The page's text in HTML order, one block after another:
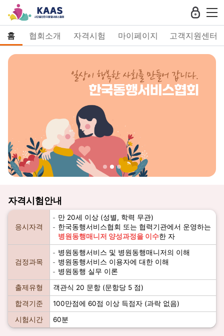
홈 협회소개 자격시험 마이페이지 고객지원센터
자격시험안내
응시자격
만 20세 이상 (성별, 학력 무관)
한국동행서비스협회 또는 협력기관에서 운영하는
병원동행매니저 양성과정을 이수한 자
검정과목
병원동행서비스 및 병원동행매니저의 이해
병원동행서비스 이용자에 대한 이해
병원동행 실무 이론
출제유형
객관식 20 문항 (문항당 5 점)
합격기준
100만점에 60점 이상 득점자 (과락 없음)
시험시간
60분